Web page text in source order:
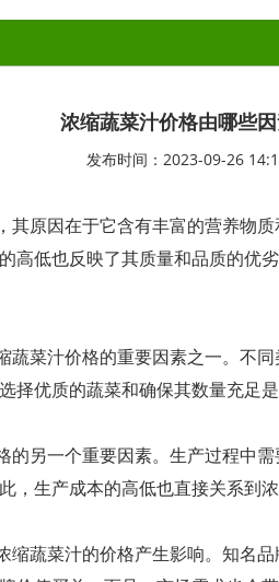
浓缩蔬菜汁价格由哪些
发布时间：2023-09-26
其原因在于它含有丰富的营养物
高低也反映了其质量和品质的优
蔬菜汁价格的重要因素之一。不
优质的蔬菜和确保其数量充足
的另一个重要因素。生产过程中
生产成本的高低也直接关系到浓
缩蔬菜汁的价格产生影响。知名